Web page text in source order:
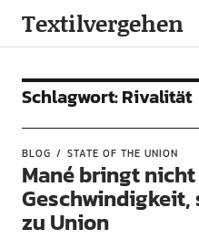
Textilvergehen
Schlagwort:Rivalität
BLOG STATE OF THE UNION
Mané bringt
Geschwindigkeit,
zu Union